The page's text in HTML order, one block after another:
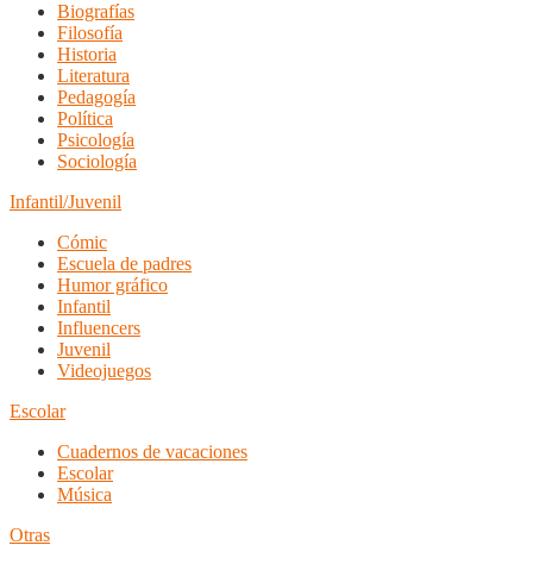
Biografías
Filosofía
Historia
Literatura
Pedagogía
Política
Psicología
Sociología
Infantil/Juvenil
Cómic
Escuela de padres
Humor gráfico
Infantil
Influencers
Juvenil
Videojuegos
Escolar
Cuadernos de vacaciones
Escolar
Música
Otras